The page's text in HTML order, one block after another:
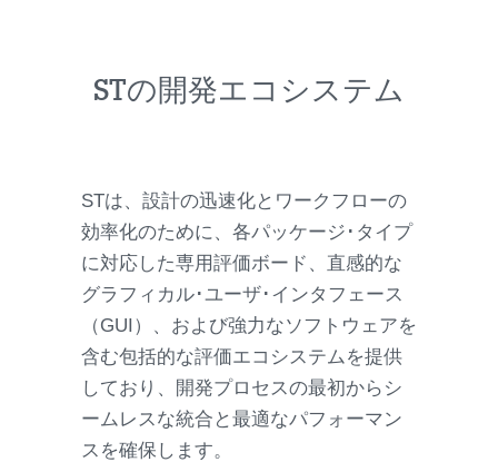
STの開発エコシステム
STは、設計の迅速化とワークフローの
効率化のために、各パッケージ･タイプ
に対応した専用評価ボード、直感的な
グラフィカル･ユーザ･インタフェース
（GUI）、および強力なソフトウェアを
含む包括的な評価エコシステムを提供
しており、開発プロセスの最初からシ
ームレスな統合と最適なパフォーマン
スを確保します。